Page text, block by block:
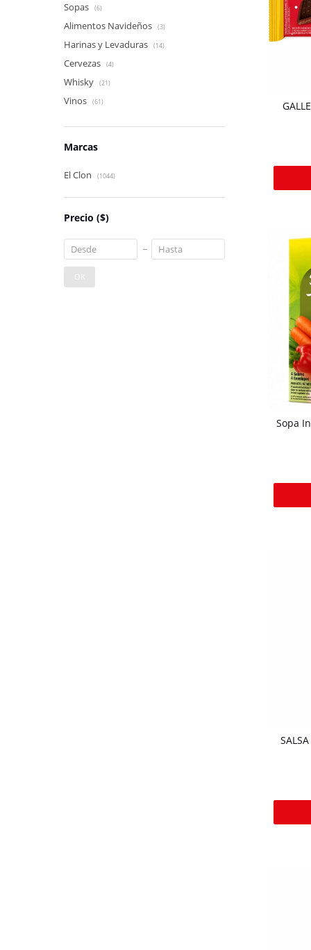
Sopa
Sopas (6)
Alimentos Navideños (3)
Harinas y Levaduras (14)
Cervezas (4)
Whisky (21)
Vinos (61)
Marcas
El Clon (1044)
Precio ($)
OK